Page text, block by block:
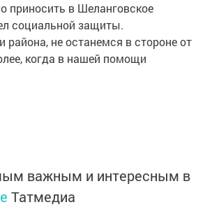
приносить в Шеланговское
социальной защиты.
не останемся в стороне от
когда в нашей помощи
важным и интересным в
Татмедиа